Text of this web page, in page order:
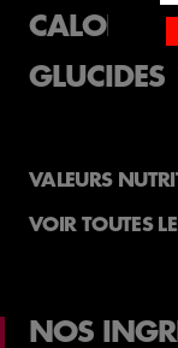
CALORIES
GLUCIDES
VALEURS
VOIR TOUTES
Energies
NOS